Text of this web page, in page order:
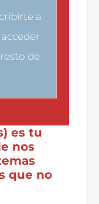
a
de
es tu
nos
que no